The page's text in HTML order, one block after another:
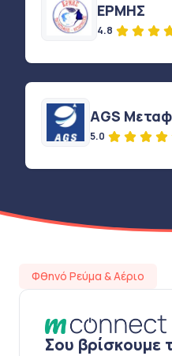
ΕΡΜΗΣ
4.8
AGS
5.0
Φθηνό Ρεύμα & Αέριο
Σου βρίσκουμε